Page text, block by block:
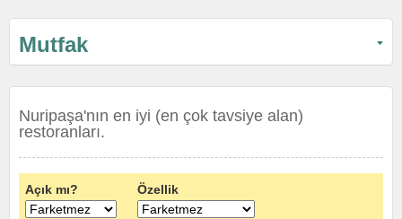
Mutfak
Nuripaşa'nın en iyi (en çok tavsiye alan)
restoranları.
Açık mı? Özellik